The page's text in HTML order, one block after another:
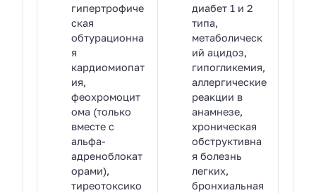
гипертрофиче
ская
обтурационна
я
кардиомиопат
ия,
феохромоцит
ома (только
вместе с
альфа-
адреноблокат
орами),
тиреотоксико
диабет 1 и 2
типа,
метаболическ
ий ацидоз,
гипогликемия,
аллергические
реакции в
анамнезе,
хроническая
обструктивна
я болезнь
легких,
бронхиальная